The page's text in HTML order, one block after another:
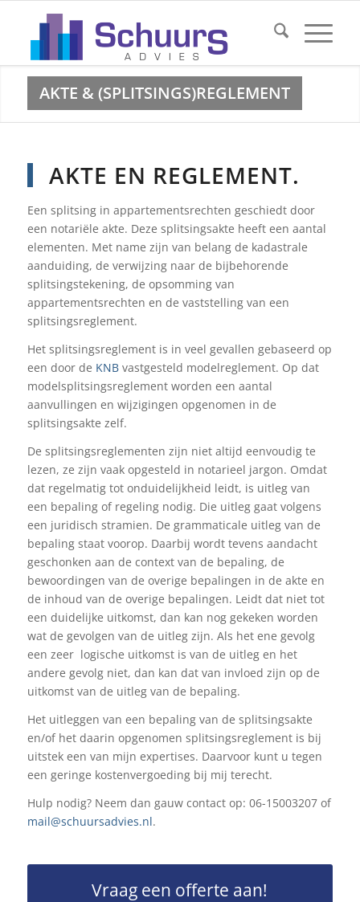
AKTE & (SPLITSINGS)REGLEMENT
AKTE EN REGLEMENT.
Een splitsing in appartementsrechten geschiedt door
een notariële akte. Deze splitsingsakte heeft een aantal
elementen. Met name zijn van belang de kadastrale
aanduiding, de verwijzing naar de bijbehorende
splitsingstekening, de opsomming van
appartementsrechten en de vaststelling van een
splitsingsreglement.
Het splitsingsreglement is in veel gevallen gebaseerd op
een door de KNBvastgesteld modelreglement. Op dat
modelsplitsingsreglement worden een aantal
aanvullingen en wijzigingen opgenomen in de
splitsingsakte zelf.
De splitsingsreglementen zijn niet altijd eenvoudig te
lezen, ze zijn vaak opgesteld in notarieel jargon. Omdat
dat regelmatig tot onduidelijkheid leidt, is uitleg van
een bepaling of regeling nodig. Die uitleg gaat volgens
een juridisch stramien. De grammaticale uitleg van de
bepaling staat voorop. Daarbij wordt tevens aandacht
geschonken aan de context van de bepaling, de
bewoordingen van de overige bepalingen in de akte en
de inhoud van de overige bepalingen. Leidt dat niet tot
een duidelijke uitkomst, dan kan nog gekeken worden
wat de gevolgen van de uitleg zijn. Als het ene gevolg
een zeer logische uitkomst is van de uitleg en het
andere gevolg niet, dan kan dat van invloed zijn op de
uitkomst van de uitleg van de bepaling.
Het uitleggen van een bepaling van de splitsingsakte
en/of het daarin opgenomen splitsingsreglement is bij
uitstek een van mijn expertises. Daarvoor kunt u tegen
een geringe kostenvergoeding bij mij terecht.
Hulp nodig? Neem dan gauw contact op: 06-15003207 of
mail@schuursadvies.nl.
Vraag een offerte aan!